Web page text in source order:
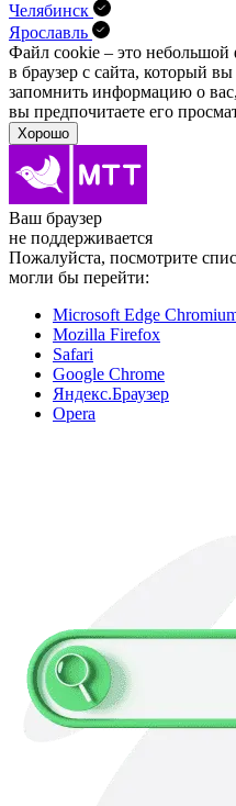
Челябинск
Ярославль
Файл cookie – это небольшой
в браузер с сайта, который
запомнить информацию о
вы предпочитаете его
Хорошо
Ваш браузер
не поддерживается
Пожалуйста, посмотрите
могли бы перейти:
Microsoft Edge
Mozilla Firefox
Safari
Google Chrome
Яндекс.Браузер
Opera